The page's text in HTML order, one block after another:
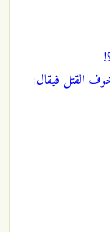
القتل فيقال: